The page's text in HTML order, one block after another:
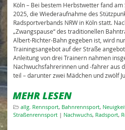
Köln – Bei bestem Herbstwetter fand
2025, die Wiederaufnahme des
Radsportverbands NRW in Köln statt.
„Zwangspause“ des traditionellen
Albert-Richter-Bahn gegeben ist, wird
Trainingsangebot auf der Straße
Anleitung von drei Trainern nahmen
Nachwuchsfahrerinnen und -fahrer aus
teil – darunter zwei Mädchen und zwölf
MEHR LESEN
allg. Rennsport, Bahnrennsport,
Straßenrennsport | Nachwuchs, Radsport,